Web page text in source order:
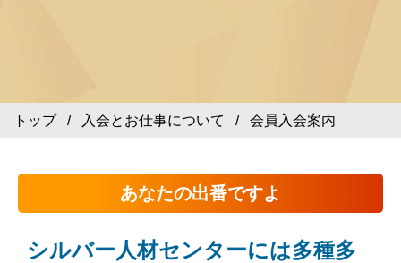
トップ/ 入会とお仕事について / 会員入会案内
あなたの出番ですよ
シルバー人材センターには多種多